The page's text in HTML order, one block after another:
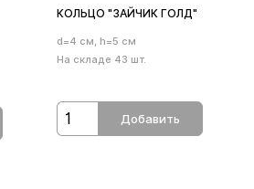
КОЛЬЦО "ЗАЙЧИК ГОЛД"
d=4 см, h=5 см
На складе 43 шт.
Добавить